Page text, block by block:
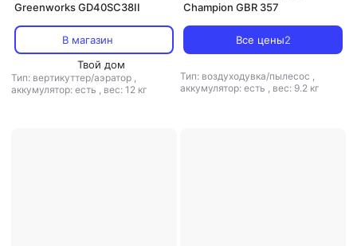
Greenworks GD40SC38II
В магазин
Твой дом
Тип: вертикуттер/аэратор ,
аккумулятор: есть , вес: 12 кг
Champion GBR 357
Все цены2
Тип: воздуходувка/пылесос ,
аккумулятор: есть , вес: 9.2 кг